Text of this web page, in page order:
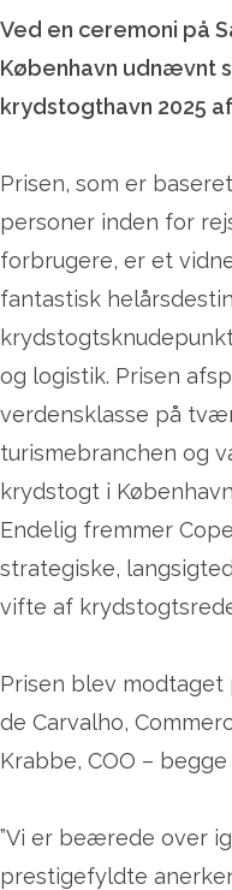
Ved en ceremoni på
København udnævnt
krydstogthavn 2025
Prisen, som er
personer inden for
forbrugere, er et
fantastisk
og logistik. Prisen
verdensklasse på
turismebranchen og
krydstogt i
Endelig fremmer
strategiske,
vifte af
Prisen blev modtaget
de Carvalho,
Krabbe, COO – begge
”Vi er beærede over
prestigefyldte